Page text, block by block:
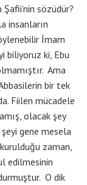
sözüdür?
insanların
İmam
biliyoruz ki, Ebu
Ama
bir tek
Fiilen mücadele
olacak şey
şeyi gene mesela
zaman,
edilmesinin
O dik